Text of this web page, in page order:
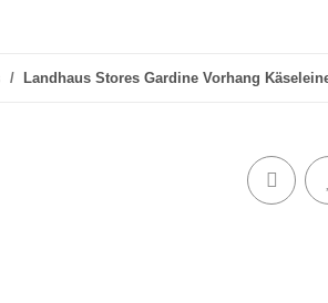
Landhaus Stores Gardine Vorhang